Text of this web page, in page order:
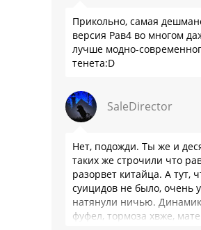
Прикольно, самая
версия Рав4 во многом
лучше модно-
тенета:D
SaleDirector
Нет, подожди. Ты же и
таких же строчили что
разорвет китайца. А тут,
суицидов не было, очень
натянули ничью.
фуфел, тормоза хвже,